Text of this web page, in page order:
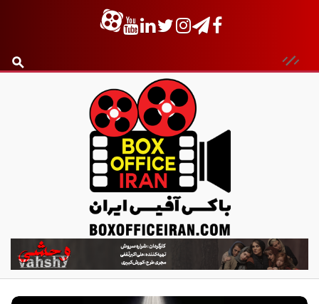
ب
ا
ک
س